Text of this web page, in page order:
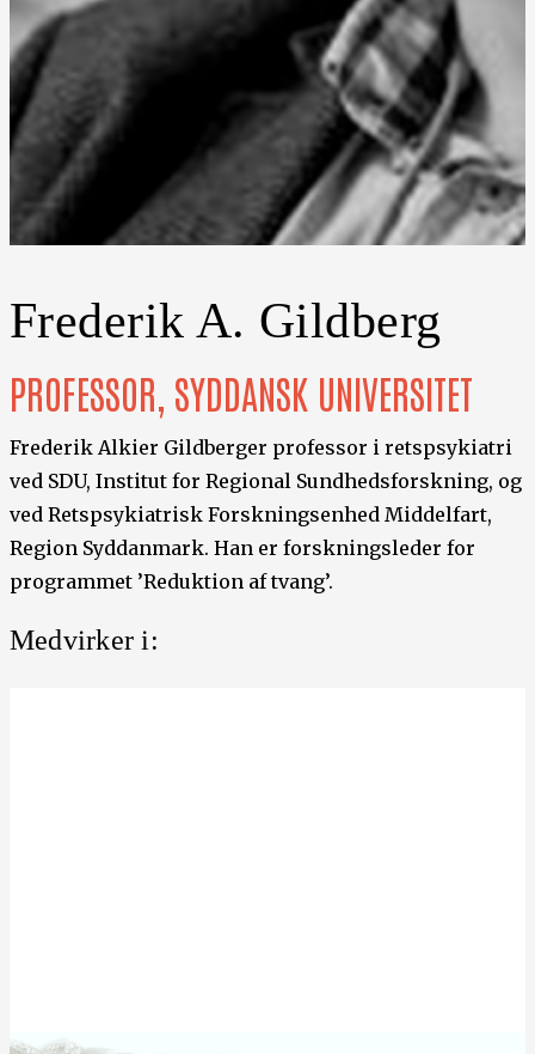
Frederik A. Gildberg
PROFESSOR, SYDDANSK UNIVERSITET
Frederik Alkier Gildberger professor i retspsykiatri
ved SDU, Institut for Regional Sundhedsforskning, og
ved Retspsykiatrisk Forskningsenhed Middelfart,
Region Syddanmark. Han er forskningsleder for
programmet ’Reduktion af tvang’.
Medvirker i: